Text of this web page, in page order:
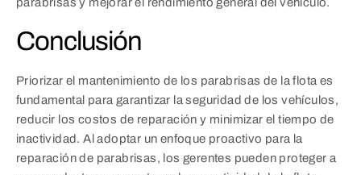
parabrisas y mejorar el rendimiento general del vehículo.
Conclusión
Priorizar el mantenimiento de los parabrisas de la flota es
fundamental para garantizar la seguridad de los vehículos,
reducir los costos de reparación y minimizar el tiempo de
inactividad. Al adoptar un enfoque proactivo para la
reparación de parabrisas, los gerentes pueden proteger a